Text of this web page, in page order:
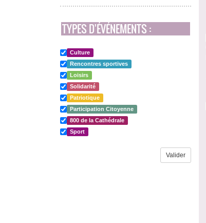
TYPES D'ÉVÉNEMENTS :
Culture
Rencontres sportives
Loisirs
Solidarité
Patriotique
Participation Citoyenne
800 de la Cathédrale
Sport